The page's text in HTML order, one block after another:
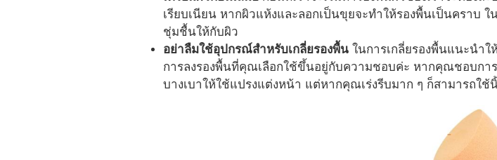
เรียบเนียน หากผิวแห้งและลอกเป็นขุยจะทำให้รองพื้นเป็นคราบ
ชุ่มชื้นให้กับผิว
อย่าลืมใช้อุปกรณ์สำหรับเกลี่ยรองพื้นในการเกลี่ยรองพื้นแนะนำ
การลงรองพื้นที่คุณเลือกใช้ขึ้นอยู่กับความชอบค่ะ หากคุณชอบกา
บางเบาให้ใช้แปรงแต่งหน้า แต่หากคุณเร่งรีบมาก ๆ ก็สามารถใช้